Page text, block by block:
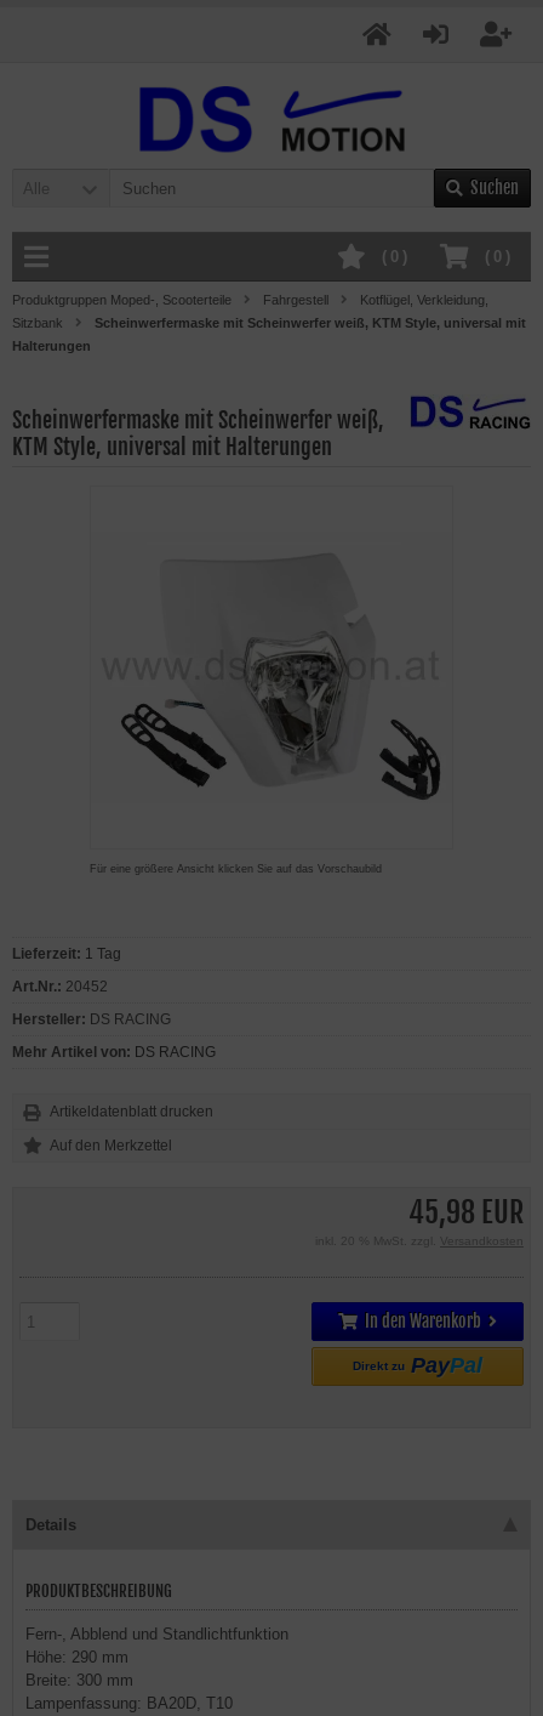
Alle Suchen
( 0 )
( 0 )
Produktgruppen Moped-, Scooterteile Fahrgestell
Kotflügel, Verkleidung,
Sitzbank
Scheinwerfermaske mit Scheinwerfer weiß, KTM Style, universal mit
Halterungen
Scheinwerfermaske mit Scheinwerfer weiß,
KTM Style, universal mit Halterungen
Für eine größere Ansicht klicken Sie auf das Vorschaubild
45,98 EUR
inkl. 20 % MwSt. zzgl. Versandkosten
In den Warenkorb
Direkt zu PayPal
Lieferzeit: 1 Tag
Art.Nr.: 20452
Hersteller: DS RACING
Mehr Artikel von: DS RACING
Artikeldatenblatt drucken
Details
PRODUKTBESCHREIBUNG
Fern-, Abblend und Standlichtfunktion
Höhe: 290 mm
Breite: 300 mm
Lampenfassung: BA20D, T10